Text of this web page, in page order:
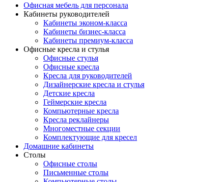
Офисная мебель для персонала
Кабинеты руководителей
Кабинеты эконом-класса
Кабинеты бизнес-класса
Кабинеты премиум-класса
Офисные кресла и стулья
Офисные стулья
Офисные кресла
Кресла для руководителей
Дизайнерские кресла и стулья
Детские кресла
Геймерские кресла
Компьютерные кресла
Кресла реклайнеры
Многоместные секции
Комплектующие для кресел
Домашние кабинеты
Столы
Офисные столы
Письменные столы